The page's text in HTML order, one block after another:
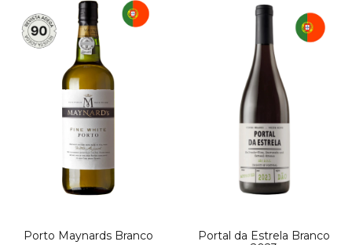
Porto Maynards Branco
Portal da Estrela Branco